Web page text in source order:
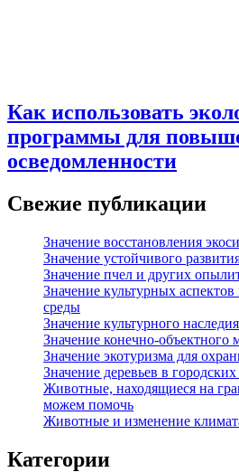
Как использовать
программы для
осведомленности
Свежие публикации
Значение восстановления
Значение устойчивого
Значение пчел и других
Значение культурных
среды
Значение культурного
Значение конечно-
Значение экотуризма для
Значение деревьев в
Животные, находящиеся на
можем помочь
Животные и изменение
Категории